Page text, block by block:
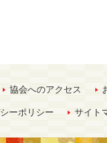
協会へのアクセス
ーポリシー サイト